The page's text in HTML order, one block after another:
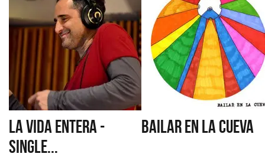
LA VIDA ENTERA -
SINGLE...
BAILAR EN LA CUEVA